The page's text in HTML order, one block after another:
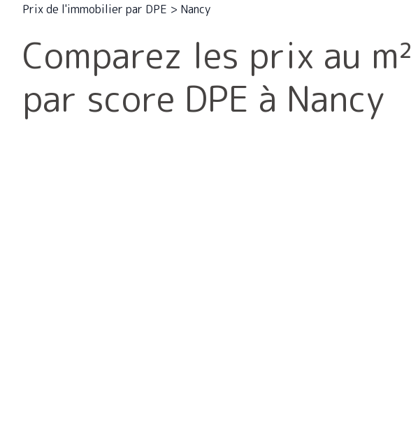
Prix de l'immobilier par DPE > Nancy
Comparez les prix au m²
par score DPE à Nancy